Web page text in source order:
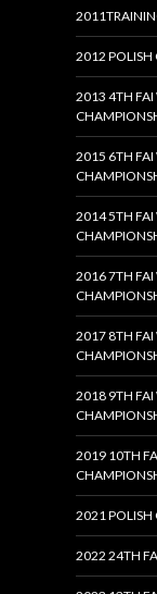
2012 POLISH
2013 4TH FAI
2015 6TH FAI
2014 5TH FAI
2016 7TH FAI
2017 8TH FAI
2018 9TH FAI
2019 10TH
2021 POLISH
2022 24TH